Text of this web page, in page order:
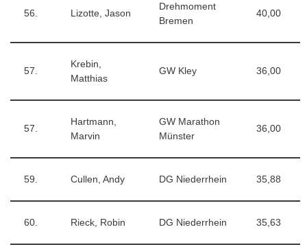
56. Lizotte, Jason
Drehmoment
Bremen
40,00
57.
Krebin,
Matthias
GW Kley 36,00
57.
Hartmann,
Marvin
GW Marathon
Münster
36,00
59. Cullen, Andy DG Niederrhein 35,88
60. Rieck, Robin DG Niederrhein 35,63